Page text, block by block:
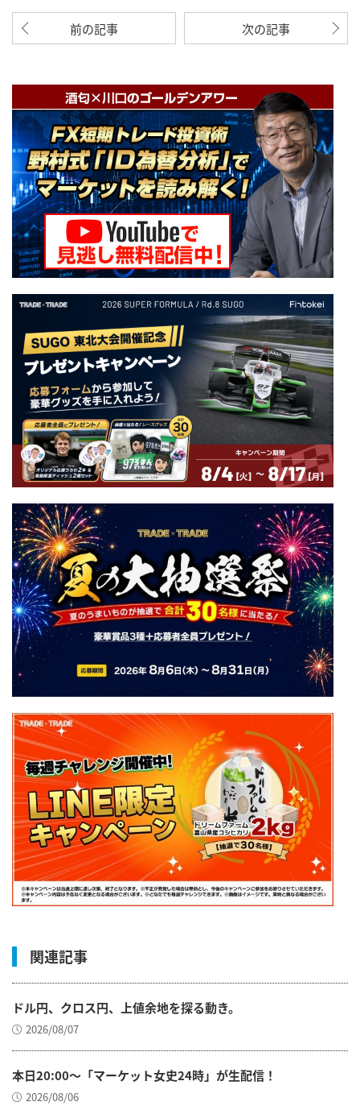
前の記事 次の記事
関連記事
ドル円、クロス円、上値余地を探る動き。
2026/08/07
本日20:00～「マーケット女史24時」が生配信！
2026/08/06